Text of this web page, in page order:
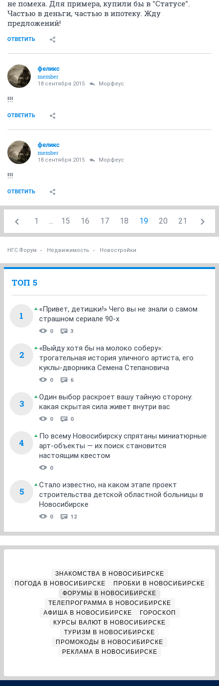
не помеха. Для примера, купили бы в "Статусе".
Частью в деньги, частью в ипотеку. Жду
предложений!
ОТВЕТИТЬ
феликс
member
18 сентября 2015 Морфеус
!!!
ОТВЕТИТЬ
феликс
member
18 сентября 2015 Морфеус
!!!
ОТВЕТИТЬ
1 ... 15 16 17 18 19 20 21
НГС.Форум Недвижимость Новостройки
ТОП 5
1
«Привет, детишки!» Чего вы не знали о самом
страшном сериале 90-х
0 3
2
«Выйду хотя бы на молоко соберу»:
трогательная история уличного артиста, его
куклы-дворника Семена Степановича
0 6
3
Один выбор раскроет вашу тайную сторону:
какая скрытая сила живет внутри вас
0 0
4
По всему Новосибирску спрятаны миниатюрные
арт-объекты — их поиск становится
настоящим квестом
0
5
Стало известно, на каком этапе проект
строительства детской областной больницы в
Новосибирске
0 12
ЗНАКОМСТВА В НОВОСИБИРСКЕ
ПОГОДА В НОВОСИБИРСКЕ
ПРОБКИ В НОВОСИБИРСКЕ
ФОРУМЫ В НОВОСИБИРСКЕ
ТЕЛЕПРОГРАММА В НОВОСИБИРСКЕ
АФИША В НОВОСИБИРСКЕ
ГОРОСКОП
КУРСЫ ВАЛЮТ В НОВОСИБИРСКЕ
ТУРИЗМ В НОВОСИБИРСКЕ
ПРОМОКОДЫ В НОВОСИБИРСКЕ
РЕКЛАМА В НОВОСИБИРСКЕ